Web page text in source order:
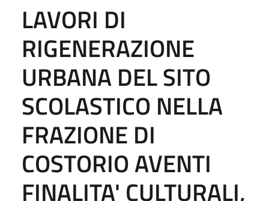
LAVORI DI
RIGENERAZIONE
URBANA DEL SITO
SCOLASTICO NELLA
FRAZIONE DI
COSTORIO AVENTI
FINALITA' CULTURALI,